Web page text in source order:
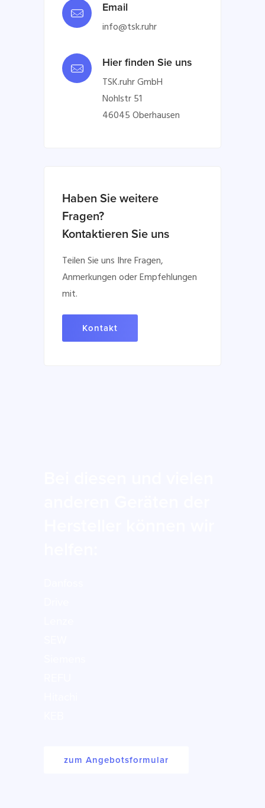
Email
info@tsk.ruhr
Hier finden Sie uns
TSK.ruhr GmbH
Nohlstr 51
46045 Oberhausen
Haben Sie weitere
Fragen?
Kontaktieren Sie uns
Teilen Sie uns Ihre Fragen,
Anmerkungen oder Empfehlungen
mit.
Kontakt
zum Angebotsformular